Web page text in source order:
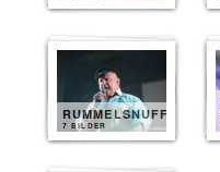
RUMMELSNUFF
7 BILDER